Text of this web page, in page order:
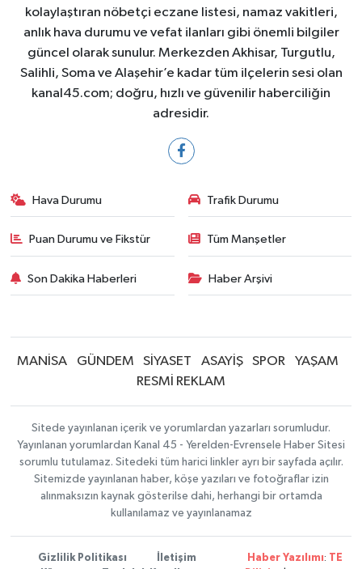
kolaylaştıran nöbetçi eczane listesi, namaz vakitleri,
anlık hava durumu ve vefat ilanları gibi önemli bilgiler
güncel olarak sunulur. Merkezden Akhisar, Turgutlu,
Salihli, Soma ve Alaşehir’e kadar tüm ilçelerin sesi olan
kanal45.com; doğru, hızlı ve güvenilir haberciliğin
adresidir.
Hava Durumu Trafik Durumu
Puan Durumu ve Fikstür Tüm Manşetler
Son Dakika Haberleri Haber Arşivi
MANİSA GÜNDEM SİYASET ASAYİŞ SPOR
YAŞAM
RESMİ REKLAM
Sitede yayınlanan içerik ve yorumlardan yazarları sorumludur.
Yayınlanan yorumlardan Kanal 45 - Yerelden-Evrensele Haber Sitesi
sorumlu tutulamaz. Sitedeki tüm harici linkler ayrı bir sayfada açılır.
Sitemizde yayınlanan haber, köşe yazıları ve fotoğraflar izin
alınmaksızın kaynak gösterilse dahi, herhangi bir ortamda
kullanılamaz ve yayınlanamaz
Gizlilik Politikası
İletişim
Haber Yazılımı: TE